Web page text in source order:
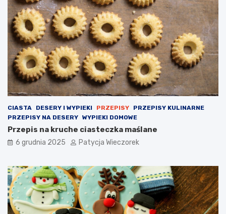
CIASTA DESERY I WYPIEKI PRZEPISY
PRZEPISY KULINARNE
PRZEPISY NA DESERY WYPIEKI DOMOWE
Przepis na kruche ciasteczka maślane
6 grudnia 2025 Patycja Wieczorek